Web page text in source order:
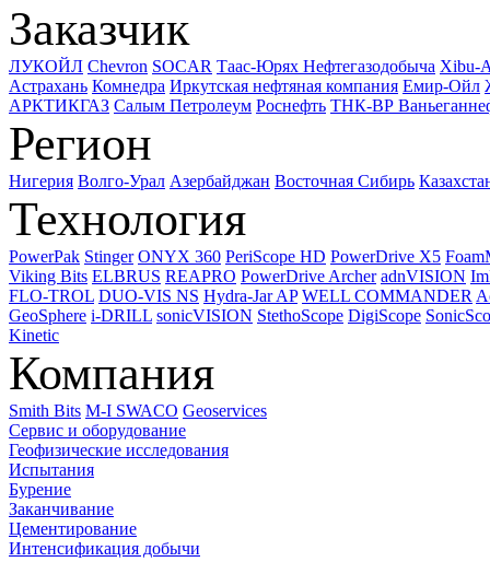
Заказчик
ЛУКОЙЛ Chevron SOCAR Таас-Юрях Нефтегазодобыча Xibu-
Астрахань Комнедра Иркутская нефтяная компания Емир-Ойл
АРКТИКГАЗ Салым Петролеум Роснефть ТНК-ВР
Регион
Нигерия Волго-Урал Азербайджан Восточная Сибирь
Технология
PowerPak Stinger ONYX 360 PeriScope HD PowerDrive X5
Viking Bits ELBRUS REAPRO PowerDrive Archer adnVISION
FLO-TROL DUO-VIS NS Hydra-Jar AP WELL COMMANDER
GeoSphere i-DRILL sonicVISION StethoScope DigiScope
Kinetic
Компания
Smith Bits M-I SWACO Geoservices
Сервис и оборудование
Геофизические исследования
Испытания
Бурение
Заканчивание
Цементирование
Интенсификация добычи